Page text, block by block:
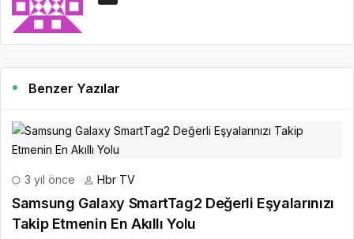
Benzer Yazılar
3 yıl önce Hbr TV
Samsung Galaxy SmartTag2 Değerli Eşyalarınızı
Takip Etmenin En Akıllı Yolu